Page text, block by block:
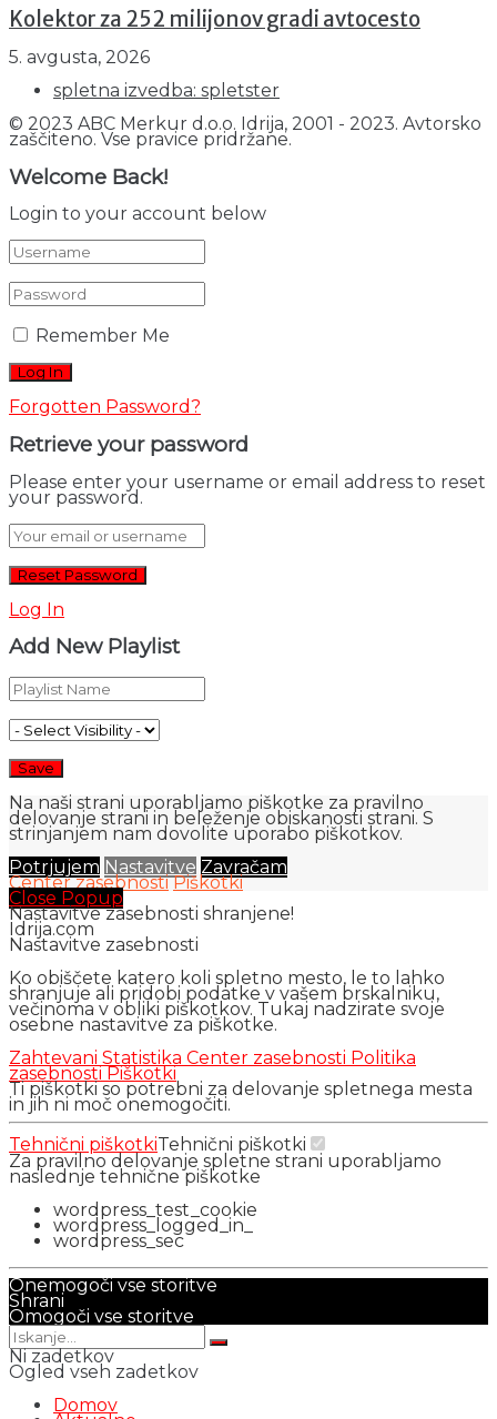
Kolektor za 252 milijonov gradi avtocesto
5. avgusta, 2026
spletna izvedba: spletster
© 2023 ABC Merkur d.o.o. Idrija, 2001 - 2023. Avtorsko
zaščiteno. Vse pravice pridržane.
Welcome Back!
Login to your account below
Remember Me
Forgotten Password?
Retrieve your password
Please enter your username or email address to reset
your password.
Log In
Add New Playlist
Na naši strani uporabljamo piškotke za pravilno
delovanje strani in beleženje obiskanosti strani. S
strinjanjem nam dovolite uporabo piškotkov.
Potrjujem Nastavitve Zavračam
Center zasebnosti Piškotki
Close Popup
Nastavitve zasebnosti shranjene!
Idrija.com
Nastavitve zasebnosti
Ko obiščete katero koli spletno mesto, le to lahko
shranjuje ali pridobi podatke v vašem brskalniku,
večinoma v obliki piškotkov. Tukaj nadzirate svoje
osebne nastavitve za piškotke.
Zahtevani Statistika Center zasebnosti Politika
zasebnostiPiškotki
Ti piškotki so potrebni za delovanje spletnega mesta
in jih ni moč onemogočiti.
Tehnični piškotkiTehnični piškotki
Za pravilno delovanje spletne strani uporabljamo
naslednje tehnične piškotke
wordpress_test_cookie
wordpress_logged_in_
wordpress_sec
Onemogoči vse storitve
Shrani
Omogoči vse storitve
Ni zadetkov
Ogled vseh zadetkov
Domov